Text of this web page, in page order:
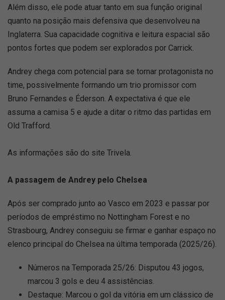
Além disso, ele pode atuar tanto em sua função original
quanto na posição mais defensiva que desenvolveu na
Inglaterra. Sua capacidade cognitiva e leitura espacial são
pontos fortes que podem ser explorados por Carrick.
Andrey chega com potencial para se tornar protagonista no
time, possivelmente formando um trio promissor com
Bruno Fernandes e Éderson. A expectativa é que ele
assuma a camisa 5 e ajude a ditar o ritmo das partidas em
Old Trafford.
As informações são do site Trivela.
A passagem de Andrey pelo Chelsea
Após ser comprado junto ao Vasco em 2023 e passar por
períodos de empréstimo no Nottingham Forest e no
Strasbourg, Andrey conseguiu se firmar e ganhar espaço no
elenco principal do Chelsea na última temporada (2025/26).
Números na Temporada 25/26: Disputou 43 jogos,
marcou 3 gols e deu 4 assistências.
Destaque: Marcou o gol da vitória em um clássico de